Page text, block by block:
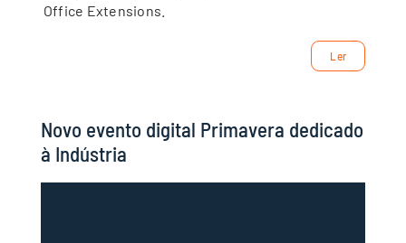
Office Extensions.
Ler
Novo evento digital Primavera dedicado
à Indústria